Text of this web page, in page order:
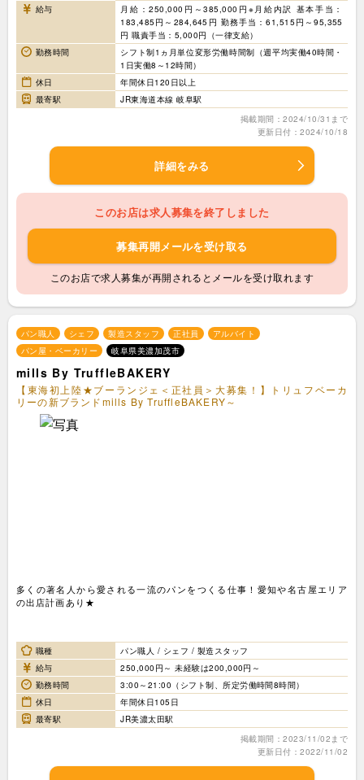
給与
月給：250,000円～385,000円※月給内訳 基本手当：
183,485円～284,645円 勤務手当：61,515円～95,355
円 職責手当：5,000円（一律支給）
勤務時間
シフト制1ヵ月単位変形労働時間制（週平均実働40時間・
1日実働8～12時間）
休日
年間休日120日以上
最寄駅
JR東海道本線 岐阜駅
掲載期間：2024/10/31まで
更新日付：2024/10/18
詳細をみる
このお店は求人募集を終了しました
募集再開メールを受け取る
このお店で求人募集が再開されるとメールを受け取れます
パン職人 シェフ 製造スタッフ 正社員
アルバイト
パン屋・ベーカリー
岐阜県美濃加茂市
mills By TruffleBAKERY
【東海初上陸★ブーランジェ＜正社員＞大募集！】トリュフベーカ
リーの新ブランドmills By TruffleBAKERY～
多くの著名人から愛される一流のパンをつくる仕事！愛知や名古屋エリア
の出店計画あり★
職種
パン職人 / シェフ / 製造スタッフ
給与
250,000円～ 未経験は200,000円～
勤務時間
3:00～21:00（シフト制、所定労働時間8時間）
休日
年間休日105日
最寄駅
JR美濃太田駅
掲載期間：2023/11/02まで
更新日付：2022/11/02